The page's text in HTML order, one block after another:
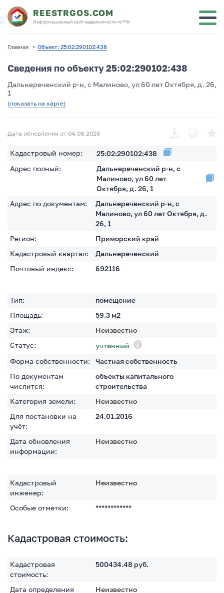
REESTRGOS.COM
Информационный сайт недвижимости по РФ
Главная > Объект: 25:02:290102:438
Сведения по объекту 25:02:290102:438
Дальнереченский р-н, с Малиново, ул 60 лет Октября, д. 26,
1
(показать на карте)
Дата обновления от 04.08.2026
Кадастровый номер:
25:02:290102:438
Адрес полный:
Дальнереченский р-н, с
Малиново, ул 60 лет
Октября, д. 26, 1
Адрес по документам:
Дальнереченский р-н, с
Малиново, ул 60 лет Октября, д.
26, 1
Регион:
Приморский край
Кадастровый квартал:
Дальнереченский
Почтовый индекс:
692116
Тип:
помещение
Площадь:
59.3 м2
Этаж:
Неизвестно
Статус:
учтенный
Форма собственности:
Частная собственность
По документам
числится:
объекты капитального
строительства
Категория земели:
Неизвестно
Для постановки на
учёт:
24.01.2016
Дата обновления
информации:
Неизвестно
Кадастровый
инженер:
Неизвестно
Особые отметки: ************
Кадастровая стоимость:
Кадастровая
стоимость:
500434.48 руб.
Дата определения
Неизвестно